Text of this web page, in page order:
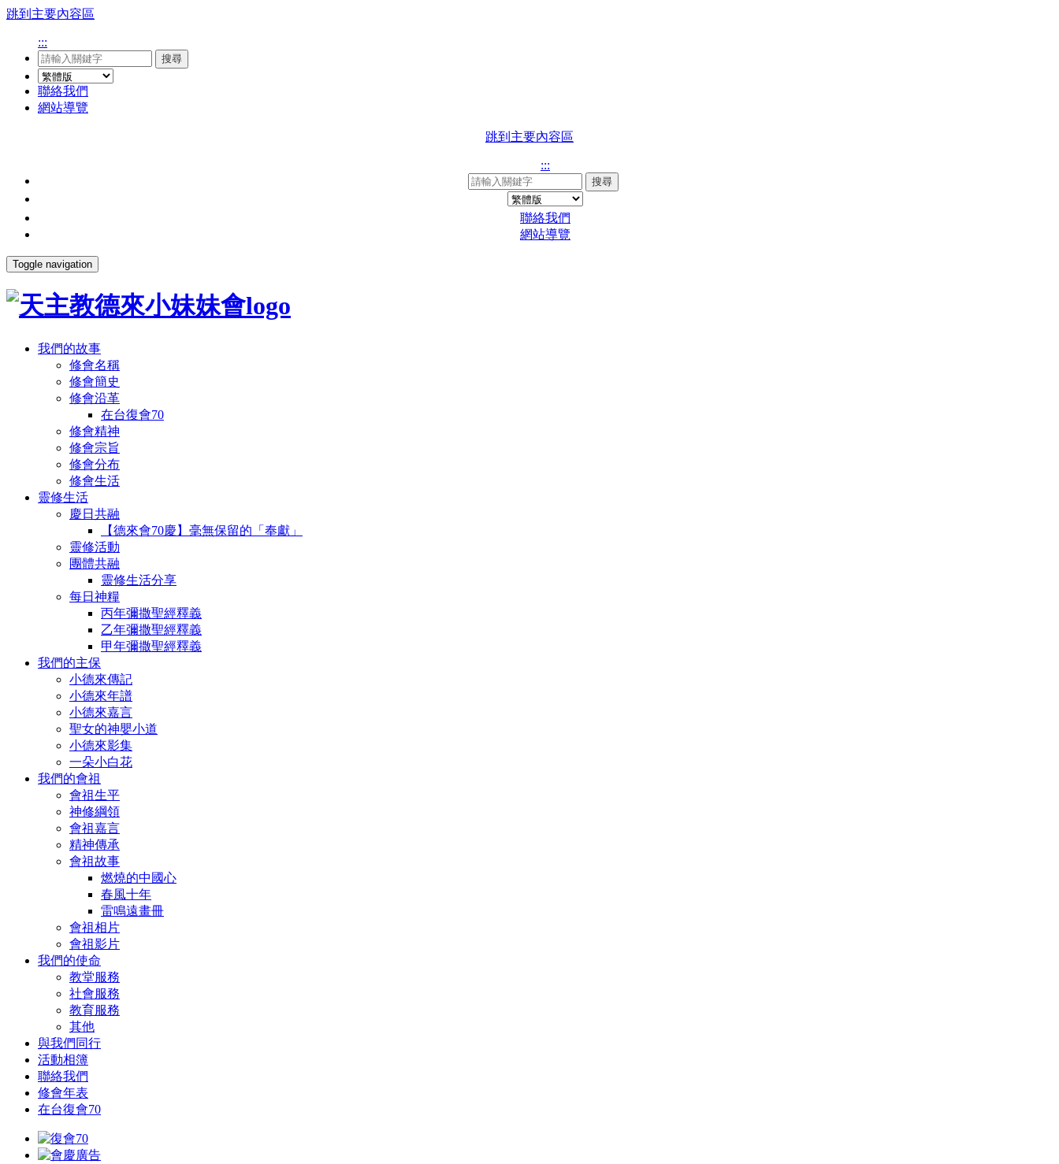
跳到主要內容區
:::
搜尋
聯絡我們
網站導覽
跳到主要內容區
:::
搜尋
聯絡我們
網站導覽
Toggle navigation
我們的故事
修會名稱
修會簡史
修會沿革
在台復會70
修會精神
修會宗旨
修會分布
修會生活
靈修生活
慶日共融
【德來會70慶】毫無保留的「奉獻」
靈修活動
團體共融
靈修生活分享
每日神糧
丙年彌撒聖經釋義
乙年彌撒聖經釋義
甲年彌撒聖經釋義
我們的主保
小德來傳記
小德來年譜
小德來嘉言
聖女的神嬰小道
小德來影集
一朵小白花
我們的會祖
會祖生平
神修綱領
會祖嘉言
精神傳承
會祖故事
燃燒的中國心
春風十年
雷鳴遠畫冊
會祖相片
會祖影片
我們的使命
教堂服務
社會服務
教育服務
其他
與我們同行
活動相簿
聯絡我們
修會年表
在台復會70